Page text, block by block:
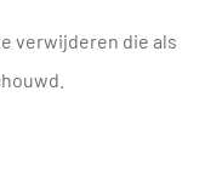
verwijderen die als